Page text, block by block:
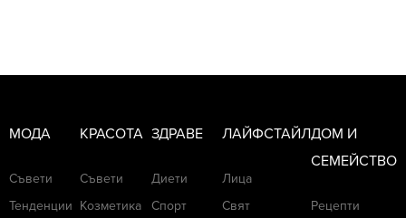
МОДА
Съвети
Тенденции
КРАСОТА
Съвети
Козметика
ЗДРАВЕ
Диети
Спорт
ЛАЙФСТАЙЛ
Лица
Свят
ДОМ И
СЕМЕЙСТВО
Рецепти